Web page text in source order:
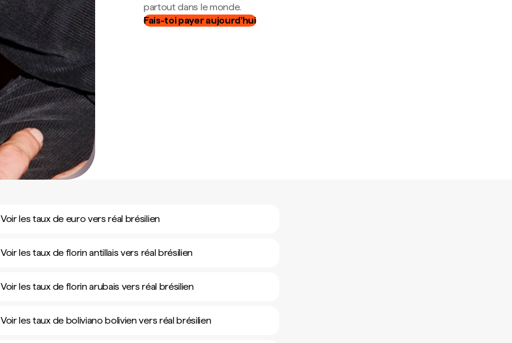
partout dans le monde.
Fais-toi payer aujourd'hui
Voir les taux de euro vers réal brésilien
Voir les taux de florin antillais vers réal brésilien
Voir les taux de florin arubais vers réal brésilien
Voir les taux de boliviano bolivien vers réal brésilien